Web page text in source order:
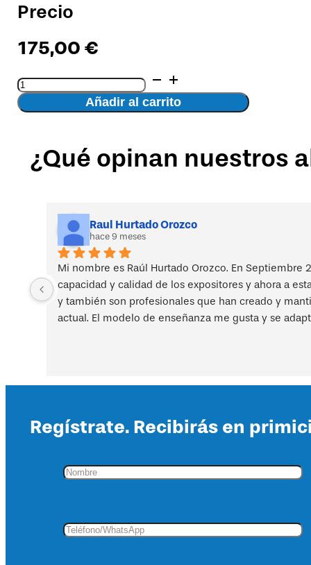
Precio
175,00€
Cursos
MEL
2023
TFM
2025
cantidad
Añadir al carrito
¿Qué opinan nuestros
Raul Hurtado Orozco
hace 9 meses
Mi nombre es Raúl Hurtado Orozco. En
capacidad y calidad de los expositores y ahora a
y también son profesionales que han creado y
actual. El modelo de enseñanza me gusta y se
Regístrate. Recibirás en